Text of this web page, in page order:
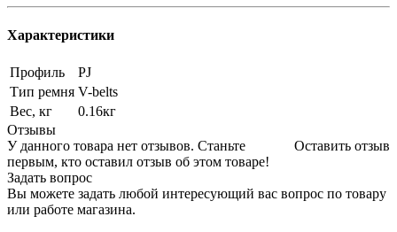
Характеристики
Профиль
PJ
Тип ремня V-belts
Вес, кг
0.16кг
Отзывы
Оставить отзыв
У данного товара нет отзывов. Станьте
первым, кто оставил отзыв об этом товаре!
Задать вопрос
Вы можете задать любой интересующий вас вопрос по товару
или работе магазина.